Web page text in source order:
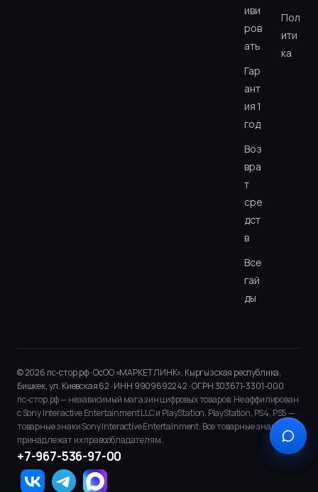
иви
ров
ать
Гар
ант
ия 1
год
Воз
вра
т
сре
дст
в
Все
гай
ды
Пол
ити
ка
© 2026 пс-стор.рф · ОсОО «МАРКЕТ ЛИНК», Кыргызская республика,
Бишкек, ул. Киевская 62 · ИНН 9909692242 · ОГРН 303671-3301-000
пс-стор.рф — независимый магазин цифровых товаров. Не аффилирован
с Sony Interactive Entertainment LLC и PlayStation. PlayStation, PS4, PS5 —
товарные знаки Sony Interactive Entertainment. Все товарные знаки
принадлежат их правообладателям.
+7-967-536-97-00